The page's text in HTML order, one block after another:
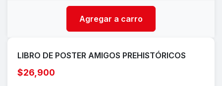
Agregar a carro
LIBRO DE POSTER AMIGOS PREHISTÓRICOS
$26,900